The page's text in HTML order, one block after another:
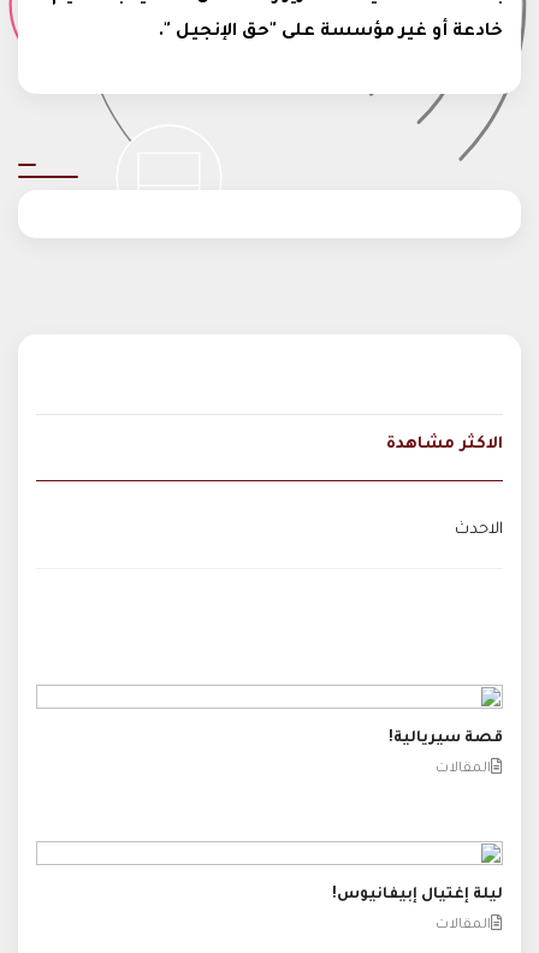
خادعة أو غير مؤسسة على "حق الإنجيل ".
الاكثر مشاهدة
الاحدث
قصة سيريالية!
المقالات
ليلة إغتيال إبيفانيوس!
المقالات